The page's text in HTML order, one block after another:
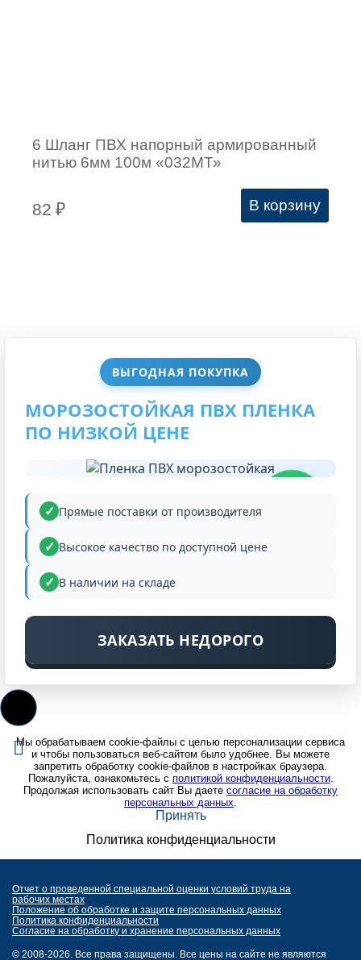
ВЫГОДНАЯ ПОКУПКА
МОРОЗОСТОЙКАЯ ПВХ ПЛЕНКА
ПО НИЗКОЙ ЦЕНЕ
Прямые поставки от производителя
Высокое качество по доступной цене
В наличии на складе
ЗАКАЗАТЬ НЕДОРОГО
6 Шланг ПВХ напорный армированный
нитью 6мм 100м «032МТ»
82 ₽ В корзину
Мы обрабатываем cookie-файлы с целью персонализации сервиса
и чтобы пользоваться веб-сайтом было удобнее. Вы можете
запретить обработку cookie-файлов в настройках браузера.
Пожалуйста, ознакомьтесь с политикой конфиденциальности.
Продолжая использовать сайт Вы даете согласие на обработку
персональных данных.
Принять
Политика конфиденциальности
Отчет о проведенной специальной оценки условий труда на
рабочих местах
Положение об обработке и защите персональных данных
Политика конфиденциальности
Согласие на обработку и хранение персональных данных
© 2008-2026. Все права защищены. Все цены на сайте не являются